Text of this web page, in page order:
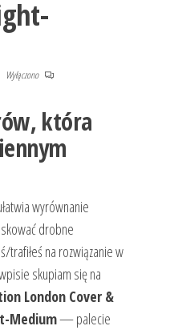
Wyłączono
która
wyrównanie
drobne
trafiłeś na rozwiązanie w
skupiam się na
London Cover &
Medium— palecie